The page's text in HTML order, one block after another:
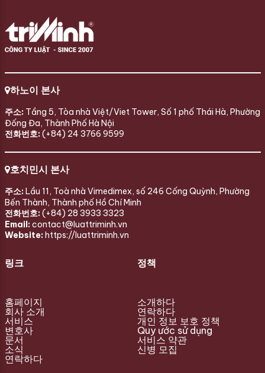
하노이 본사
주소: Tầng 5, Tòa nhà Việt/Viet Tower, Số 1 phố Thái Hà, Phường
Đống Đa, Thành Phố Hà Nội
전화번호: (+84) 24 3766 9599
호치민시 본사
주소: Lầu 11, Toà nhà Vimedimex, số 246 Cống Quỳnh, Phường
Bến Thành, Thành phố Hồ Chí Minh
전화번호: (+84) 28 3933 3323
Email: contact@luattriminh.vn
Website: https://luattriminh.vn
링크
홈페이지
회사 소개
서비스
변호사
문서
소식
연락하다
정책
소개하다
연락하다
개인 정보 보호 정책
Quy ước sử dụng
서비스 약관
신병 모집